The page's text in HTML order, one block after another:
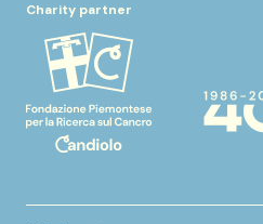
Charity partner